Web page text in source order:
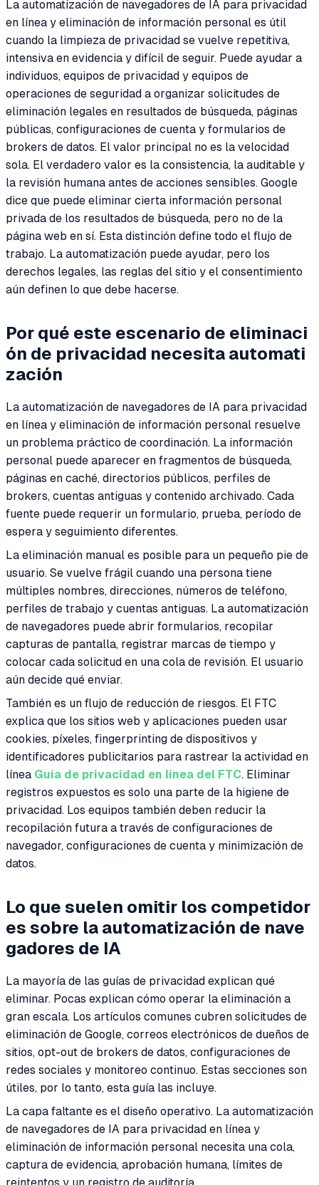
La automatización de navegadores de IA para privacidad
en línea y eliminación de información personal es útil
cuando la limpieza de privacidad se vuelve repetitiva,
intensiva en evidencia y difícil de seguir. Puede ayudar a
individuos, equipos de privacidad y equipos de
operaciones de seguridad a organizar solicitudes de
eliminación legales en resultados de búsqueda, páginas
públicas, configuraciones de cuenta y formularios de
brokers de datos. El valor principal no es la velocidad
sola. El verdadero valor es la consistencia, la auditable y
la revisión humana antes de acciones sensibles. Google
dice que puede eliminar cierta información personal
privada de los resultados de búsqueda, pero no de la
página web en sí. Esta distinción define todo el flujo de
trabajo. La automatización puede ayudar, pero los
derechos legales, las reglas del sitio y el consentimiento
aún definen lo que debe hacerse.
Por qué este escenario de eliminaci
ón de privacidad necesita automati
zación
La automatización de navegadores de IA para privacidad
en línea y eliminación de información personal resuelve
un problema práctico de coordinación. La información
personal puede aparecer en fragmentos de búsqueda,
páginas en caché, directorios públicos, perfiles de
brokers, cuentas antiguas y contenido archivado. Cada
fuente puede requerir un formulario, prueba, período de
espera y seguimiento diferentes.
La eliminación manual es posible para un pequeño pie de
usuario. Se vuelve frágil cuando una persona tiene
múltiples nombres, direcciones, números de teléfono,
perfiles de trabajo y cuentas antiguas. La automatización
de navegadores puede abrir formularios, recopilar
capturas de pantalla, registrar marcas de tiempo y
colocar cada solicitud en una cola de revisión. El usuario
aún decide qué enviar.
También es un flujo de reducción de riesgos. El FTC
explica que los sitios web y aplicaciones pueden usar
cookies, píxeles, fingerprinting de dispositivos y
identificadores publicitarios para rastrear la actividad en
línea Guía de privacidad en línea del FTC. Eliminar
registros expuestos es solo una parte de la higiene de
privacidad. Los equipos también deben reducir la
recopilación futura a través de configuraciones de
navegador, configuraciones de cuenta y minimización de
datos.
Lo que suelen omitir los competidor
es sobre la automatización de nave
gadores de IA
La mayoría de las guías de privacidad explican qué
eliminar. Pocas explican cómo operar la eliminación a
gran escala. Los artículos comunes cubren solicitudes de
eliminación de Google, correos electrónicos de dueños de
sitios, opt-out de brokers de datos, configuraciones de
redes sociales y monitoreo continuo. Estas secciones son
útiles, por lo tanto, esta guía las incluye.
La capa faltante es el diseño operativo. La automatización
de navegadores de IA para privacidad en línea y
eliminación de información personal necesita una cola,
captura de evidencia, aprobación humana, límites de